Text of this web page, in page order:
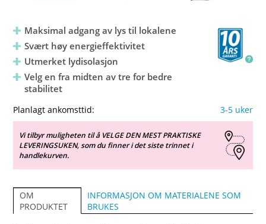
Maksimal adgang av lys til lokalene
Svært høy energieffektivitet
Utmerket lydisolasjon
Velg en fra midten av tre for bedre
stabilitet
Planlagt ankomsttid: 3-5 uker
Vi tilbyr muligheten til å VELGE DEN MEST PRAKTISKE
LEVERINGSUKEN, som du finner i det siste trinnet i
handlekurven.
OM
PRODUKTET
INFORMASJON OM MATERIALENE SOM
BRUKES